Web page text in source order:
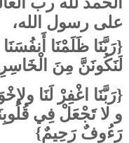
على رسول الله،
{رَبَّنَا ظَلَمْنَا
لَنَكُونَنَّ مِنَ
{رَبَّنَا اغْفِرْ لَنَا
و لا تَجْعَلْ فِي
رَءُوفٌ رَحِيمٌ}